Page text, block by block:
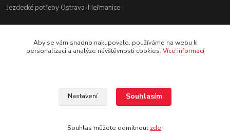
Jezdecké potřeby Ostrava-Heřmanice
Po-Pá 9:30 - 17:30
Aby se vám snadno nakupovalo, používáme na webu k
personalizaci a analýze návštěvnosti cookies. Více informací
Nastavení Souhlasím
Souhlas můžete odmítnout zde.